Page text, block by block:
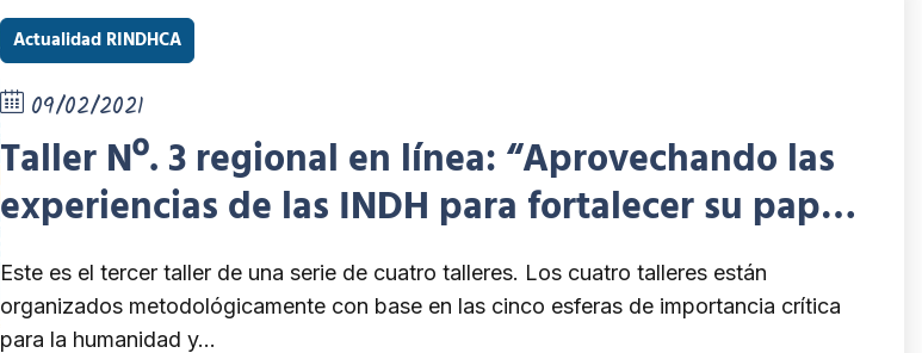
Actualidad RINDHCA
09/02/2021
Taller Nº. 3 regional en línea: “Aprovechando las
experiencias de las INDH para fortalecer su papel
en los procesos nacionales de desarrollo
sostenible”
Este es el tercer taller de una serie de cuatro talleres. Los cuatro talleres están
organizados metodológicamente con base en las cinco esferas de importancia crítica
para la humanidad y…